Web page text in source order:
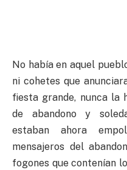
No había en aquel
ni cohetes que
fiesta grande, nunca la
de abandono y
estaban ahora
mensajeros del
fogones que contenían